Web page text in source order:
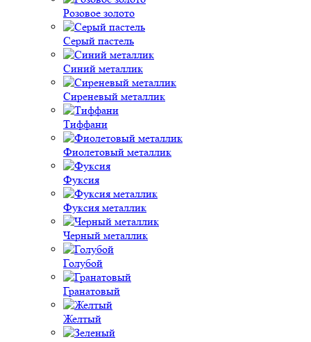
Розовое золото
Серый пастель
Синий металлик
Сиреневый металлик
Тиффани
Фиолетовый металлик
Фуксия
Фуксия металлик
Черный металлик
Голубой
Гранатовый
Желтый